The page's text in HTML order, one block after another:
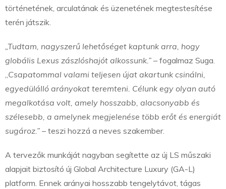
történetének, arculatának és üzenetének megtestesítése
terén játszik.
„Tudtam, nagyszerű lehetőséget kaptunk arra, hogy
globális Lexus zászlóshajót alkossunk.” – fogalmaz Suga.
„Csapatommal valami teljesen újat akartunk csinálni,
egyedülálló arányokat teremteni. Célunk egy olyan autó
megalkotása volt, amely hosszabb, alacsonyabb és
szélesebb, a amelynek megjelenése több erőt és energiát
sugároz.” – teszi hozzá a neves szakember.
A tervezők munkáját nagyban segítette az új LS műszaki
alapjait biztosító új Global Architecture Luxury (GA-L)
platform. Ennek arányai hosszabb tengelytávot, tágas